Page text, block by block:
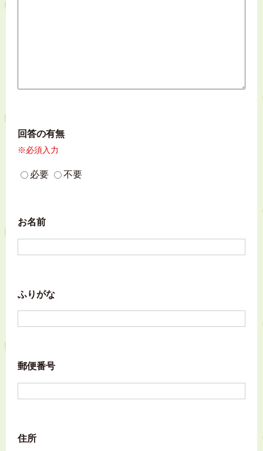
回答の有無
※必須入力
必要 不要
お名前
ふりがな
郵便番号
住所